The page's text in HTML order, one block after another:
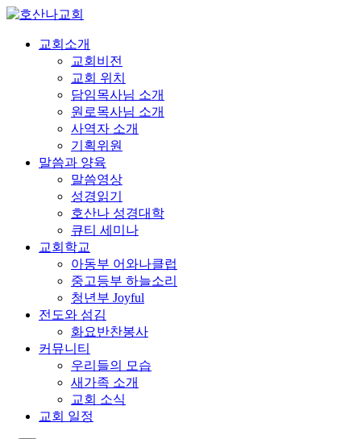
교회소개
교회비전
교회 위치
담임목사님 소개
원로목사님 소개
사역자 소개
기획위원
말씀과 양육
말씀영상
성경읽기
호산나 성경대학
큐티 세미나
교회학교
아동부 어와나클럽
중고등부 하늘소리
청년부 Joyful
전도와 섬김
화요반찬봉사
커뮤니티
우리들의 모습
새가족 소개
교회 소식
교회 일정